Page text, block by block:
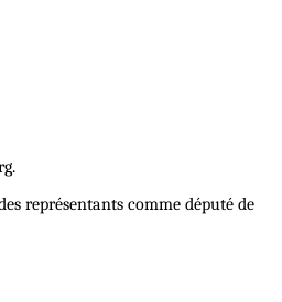
représentants comme député de